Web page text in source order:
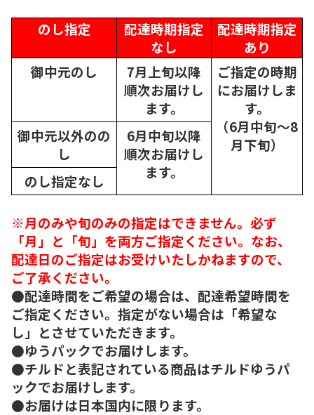
のし指定
配達時期指定
なし
配達時期指定
あり
御中元のし
7月上旬以降
順次お届けし
ます。
ご指定の時期
にお届けしま
す。
（6月中旬～8
月下旬）
御中元以外のの
し
6月中旬以降
順次お届けし
ます。
のし指定なし
※月のみや旬のみの指定はできません。必ず
「月」と「旬」を両方ご指定ください。なお、
配達日のご指定はお受けいたしかねますので、
ご了承ください。
●配達時間をご希望の場合は、配達希望時間を
ご指定ください。指定がない場合は「希望な
し」とさせていただきます。
●ゆうパックでお届けします。
●チルドと表記されている商品はチルドゆうパ
ックでお届けします。
●お届けは日本国内に限ります。